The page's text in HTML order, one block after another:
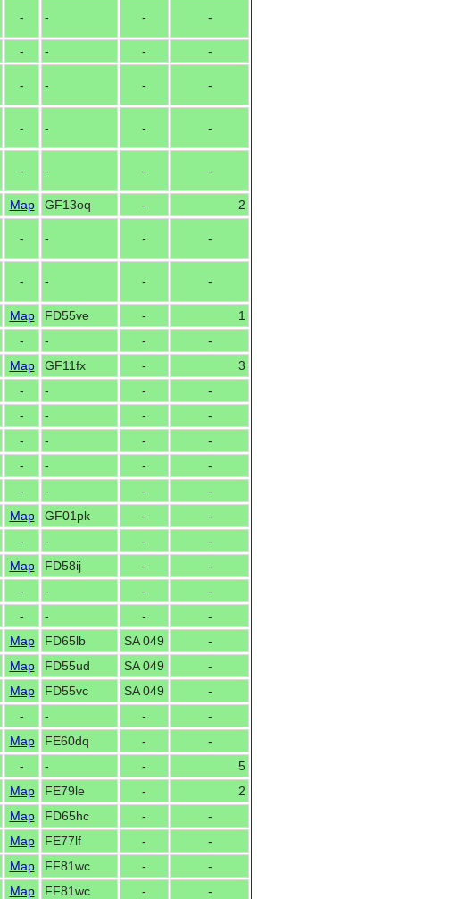
- - - -
- - -
-
- - - -
- - - -
- - - -
Map GF13oq -
2
- - - -
- - - -
Map FD55ve -
1
- - -
-
Map GF11fx -
3
- - -
-
- - -
-
- - -
-
- - -
-
- - -
-
Map GF01pk -
-
- - -
-
Map FD58ij -
-
- - -
-
- - -
-
Map FD65lb SA 049
-
Map FD55ud SA 049
-
Map FD55vc SA 049
-
- - -
-
Map FE60dq -
-
- - -
5
Map FE79le -
2
Map FD65hc -
-
Map FE77lf -
-
Map FF81wc -
-
Map FF81wc -
-